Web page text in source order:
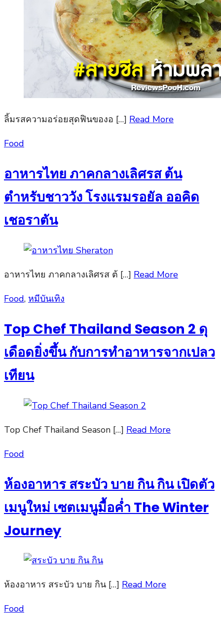
ลิ้มรสความอร่อยสุดฟินของอ […] Read More
Posted
Food
อาหารไทย ภาคกลางเลิศรส ต้น
ตำหรับชาววัง โรงแรมรอยัล ออคิด
เชอราตัน
อาหารไทย ภาคกลางเลิศรส ต้ […] Read More
Posted
Food, หมีบันเทิง
Top Chef Thailand Season 2 ดุ
เดือดยิ่งขึ้น กับการทำอาหารจากเปลว
เทียน
Top Chef Thailand Season […] Read More
Posted
Food
ห้องอาหาร สระบัว บาย กิน กิน เปิดตัว
เมนูใหม่ เซตเมนูมื้อค่ำ The Winter
Journey
ห้องอาหาร สระบัว บาย กิน […] Read More
Posted
Food